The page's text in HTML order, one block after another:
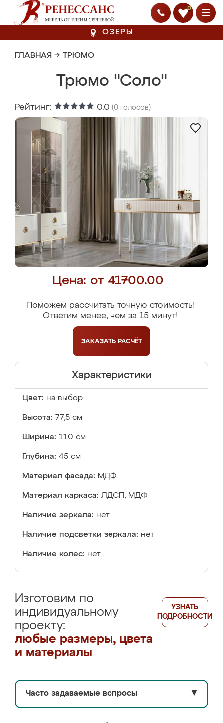
0
ОЗЕРЫ
ГЛАВНАЯ → ТРЮМО
Трюмо "Соло"
Рейтинг: 0.0 (0 голосов)
Цена: от 41700.00
Поможем рассчитать точную стоимость!
Ответим менее, чем за 15 минут!
ЗАКАЗАТЬ РАСЧЁТ
Характеристики
Цвет: на выбор
Высота: 77,5 см
Ширина: 110 см
Глубина: 45 см
Материал фасада: МДФ
Материал каркаса: ЛДСП, МДФ
Наличие зеркала: нет
Наличие подсветки зеркала: нет
Наличие колес: нет
Изготовим по
индивидуальному
проекту:
любые размеры, цвета
и материалы
УЗНАТЬ
ПОДРОБНОСТИ
Часто задаваемые вопросы ▼